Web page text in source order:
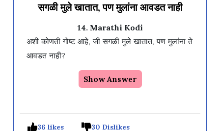
सगळी मुले खातात, पण मुलांना आवडत नाही
14. Marathi Kodi
अशी कोणती गोष्ट आहे, जी सगळी मुले खातात, पण मुलांना ते
आवडत नाही?
Show Answer
36 likes 30 Dislikes